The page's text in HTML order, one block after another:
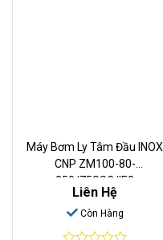
Máy Bơm Ly Tâm Đầu INOX
CNP ZM100-80-
250/75SSC/IE3
Liên Hệ
Còn Hàng